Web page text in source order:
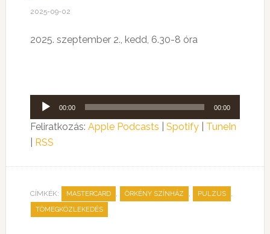
2025-09-02
2025. szeptember 2., kedd, 6.30-8 óra
Audió
lejátszó
00:00 00:00
Feliratkozás: Apple Podcasts Spotify| TuneIn
RSS
CÍMKÉK: MASTERCARD , ÖRKÉNY SZÍNHÁZ , PULZUS ,
TÖMEGKÖZLEKEDÉS